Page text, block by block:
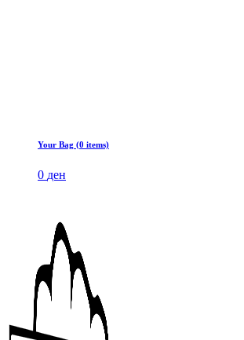
Your Bag (0 items)
0 ден